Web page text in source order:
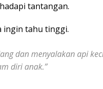
tantangan.
ingin tahu tinggi.
dan menyalakan api
diri anak.”